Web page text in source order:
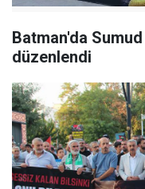
Batman'da
düzenlendi